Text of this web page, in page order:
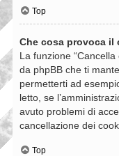
Top
Che cosa provoca il
La funzione
da phpBB che ti
permetterti ad
letto, se
avuto problemi di
cancellazione dei
Top